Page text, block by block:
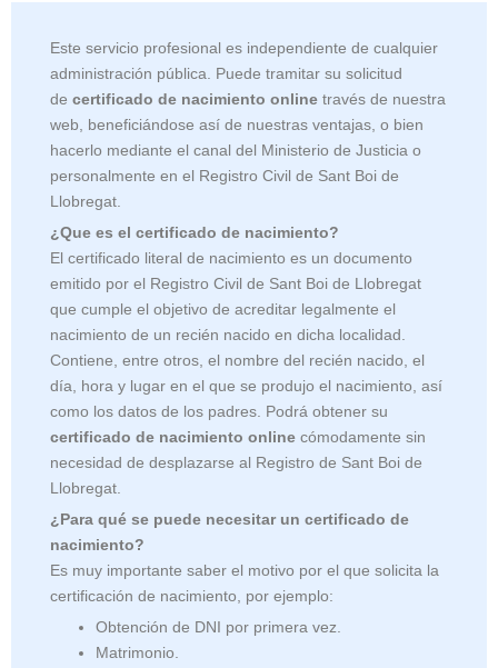
Este servicio profesional es independiente de cualquier
administración pública. Puede tramitar su solicitud
de certificado de nacimiento online través de nuestra
web, beneficiándose así de nuestras ventajas, o bien
hacerlo mediante el canal del Ministerio de Justicia o
personalmente en el Registro Civil de Sant Boi de
Llobregat.
¿Que es el certificado de nacimiento?
El certificado literal de nacimiento es un documento
emitido por el Registro Civil de Sant Boi de Llobregat
que cumple el objetivo de acreditar legalmente el
nacimiento de un recién nacido en dicha localidad.
Contiene, entre otros, el nombre del recién nacido, el
día, hora y lugar en el que se produjo el nacimiento, así
como los datos de los padres. Podrá obtener su
certificado de nacimiento online cómodamente sin
necesidad de desplazarse al Registro de Sant Boi de
Llobregat.
¿Para qué se puede necesitar un certificado de
nacimiento?
Es muy importante saber el motivo por el que solicita la
certificación de nacimiento, por ejemplo:
Obtención de DNI por primera vez.
Matrimonio.